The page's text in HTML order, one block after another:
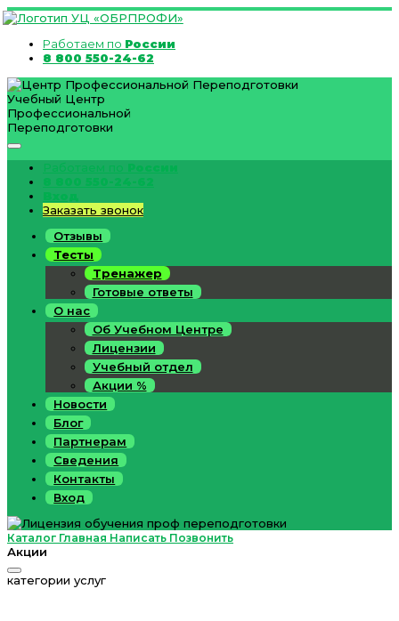
Работаем по России
8 800 550-24-62
Учебный Центр
Профессиональной
Переподготовки
Работаем по России
8 800 550-24-62
Вход
Заказать звонок
Отзывы
Тесты
Тренажер
Готовые ответы
О нас
Об Учебном Центре
Лицензии
Учебный отдел
Акции %
Новости
Блог
Партнерам
Сведения
Контакты
Вход
Каталог Главная Написать Позвонить
Акции
категории услуг